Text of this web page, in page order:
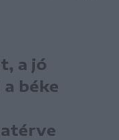
a jó
béke